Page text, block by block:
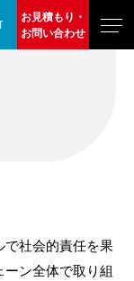
お見積もり・
お問い合わせ
で社会的責任を果
ン全体で取り組